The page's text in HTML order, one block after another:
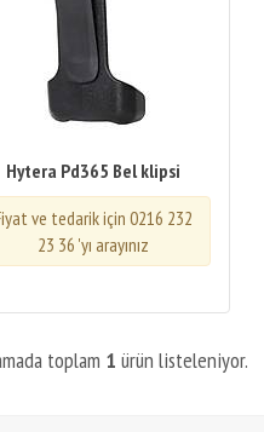
Hytera Pd365 Bel klipsi
ve tedarik için 0216 232
23 36 'yı arayınız
toplam 1 ürün listeleniyor.